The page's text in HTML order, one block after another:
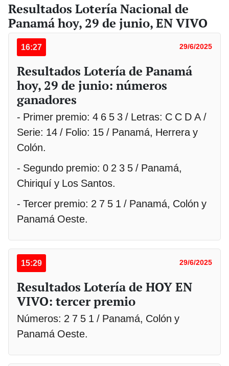
Resultados Lotería Nacional de
Panamá hoy, 29 de junio, EN VIVO
16:27 29/6/2025
Resultados Lotería de Panamá
hoy, 29 de junio: números
ganadores
- Primer premio: 4 6 5 3 / Letras: C C D A /
Serie: 14 / Folio: 15 / Panamá, Herrera y
Colón.
- Segundo premio: 0 2 3 5 / Panamá,
Chiriquí y Los Santos.
- Tercer premio: 2 7 5 1 / Panamá, Colón y
Panamá Oeste.
15:29 29/6/2025
Resultados Lotería de HOY EN
VIVO: tercer premio
Números: 2 7 5 1 / Panamá, Colón y
Panamá Oeste.